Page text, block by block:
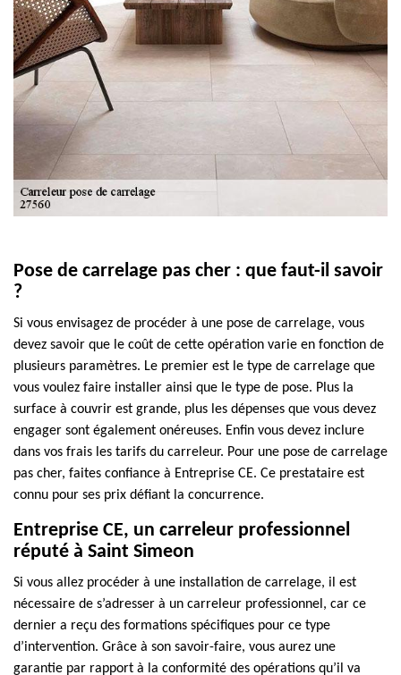
Pose de carrelage pas cher : que faut-il savoir
?
Si vous envisagez de procéder à une pose de carrelage, vous
devez savoir que le coût de cette opération varie en fonction de
plusieurs paramètres. Le premier est le type de carrelage que
vous voulez faire installer ainsi que le type de pose. Plus la
surface à couvrir est grande, plus les dépenses que vous devez
engager sont également onéreuses. Enfin vous devez inclure
dans vos frais les tarifs du carreleur. Pour une pose de carrelage
pas cher, faites confiance à Entreprise CE. Ce prestataire est
connu pour ses prix défiant la concurrence.
Entreprise CE, un carreleur professionnel
réputé à Saint Simeon
Si vous allez procéder à une installation de carrelage, il est
nécessaire de s’adresser à un carreleur professionnel, car ce
dernier a reçu des formations spécifiques pour ce type
d’intervention. Grâce à son savoir-faire, vous aurez une
garantie par rapport à la conformité des opérations qu’il va